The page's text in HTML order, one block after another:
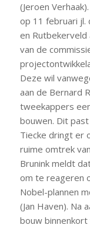
(Jeroen
op 11 februari jl.
en Rutbekerveld
van de
Deze wil
aan de Bernard
tweekappers
bouwen. Dit
Tiecke dringt er
ruime omtrek
Brunink meldt
om te reageren
Nobel-plannen
(Jan Haven). Na
bouw